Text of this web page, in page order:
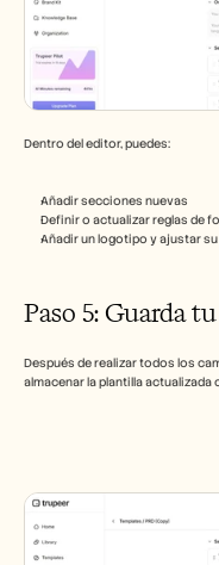
Dentro del editor, puedes:
Añadir secciones nuevas
Definir o actualizar reglas de
Añadir un logotipo y ajustar
Paso 5: Guarda
Después de realizar todos los
almacenar la plantilla actualizada